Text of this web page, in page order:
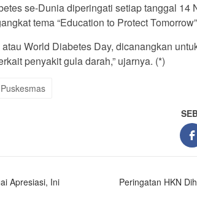
se-Dunia diperingati setiap tanggal 14
tema “Education to Protect
World Diabetes Day, dicanangkan
penyakit gula darah,” ujarnya. (*)
Puskesmas
Apresiasi, Ini
Peringatan HKN